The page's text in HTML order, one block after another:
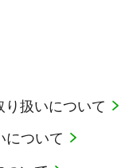
扱いについて
について